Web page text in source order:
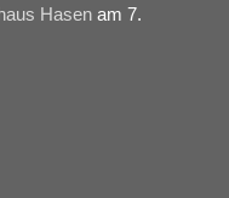
Hasenam 7.